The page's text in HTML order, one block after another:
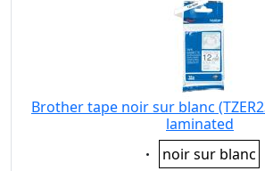
Brother tape noir sur blanc
laminated
Eigenschaft:
noir sur blanc